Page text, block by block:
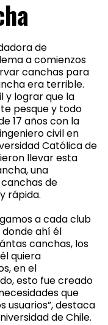
de
a comienzos
canchas para
era terrible.
y lograr que la
pesque y todo
17 años con la
civil en
Católica de
llevar esta
una
de
rápida.
a cada club
ahí él
canchas, los
quiera
en el
esto fue creado
que
usuarios”, destaca
de Chile.